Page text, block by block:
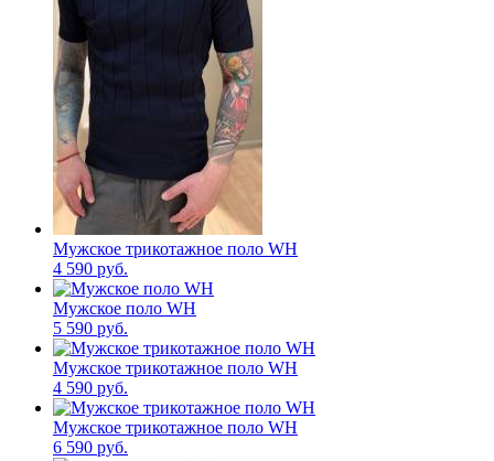
Мужское трикотажное поло WH
4 590 руб.
Мужское поло WH
5 590 руб.
Мужское трикотажное поло WH
4 590 руб.
Мужское трикотажное поло WH
6 590 руб.